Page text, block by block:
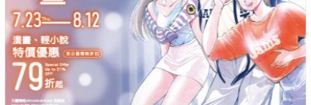
● 耿一偉（台北藝術大學戲劇系兼任助理教授）＿＿專文作序
● 宋怡慧（作家/丹鳳高中圖書館主任）、怪奇事務所所長、馬欣
（作家）、愛瑞克（《內在成就》系列作者、TMBA共同創辦
人）、蕭育和（國科會人社中心博士級研究員）＿＿強力推薦